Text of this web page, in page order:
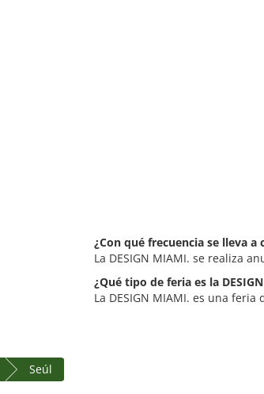
¿Con qué frecuencia se lleva a
La DESIGN MIAMI. se realiza
¿Qué tipo de feria es la
La DESIGN MIAMI. es una
Seúl